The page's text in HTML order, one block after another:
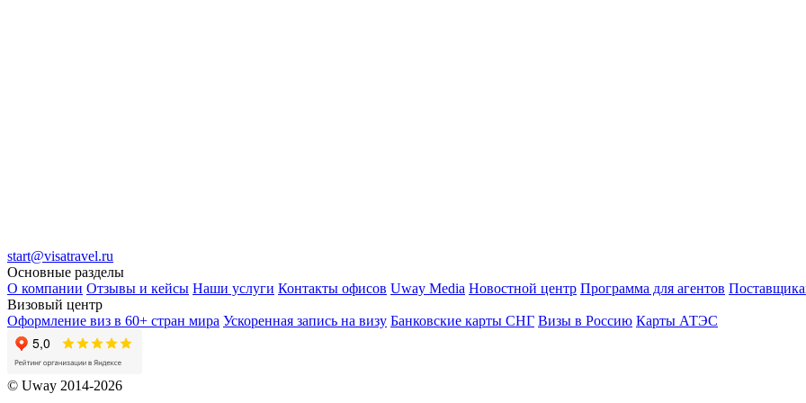
start@visatravel.ru
Основные разделы
О компании Отзывы и кейсы Наши услуги Контакты офисов Uway Media Новостной центр Программа для агентов
Визовый центр
Оформление виз в 60+ стран мира Ускоренная запись на визу Банковские карты СНГ Визы в Россию Карты АТЭС
© Uway 2014-2026